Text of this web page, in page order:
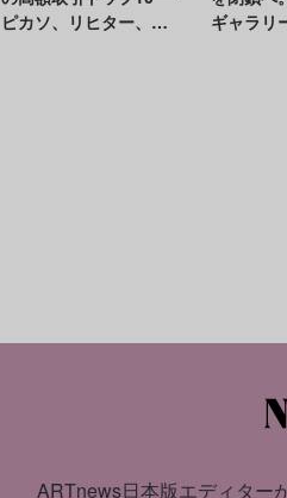
ピカソ、リヒター、デ
ギャラリ
ARTnews日本版エディター